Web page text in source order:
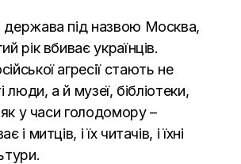
під назвою Москва,
рік вбиває українців.
агресії стають не
люди, а й музеї, бібліотеки,
як у часи голодомору –
і митців, і їх читачів, і їхні